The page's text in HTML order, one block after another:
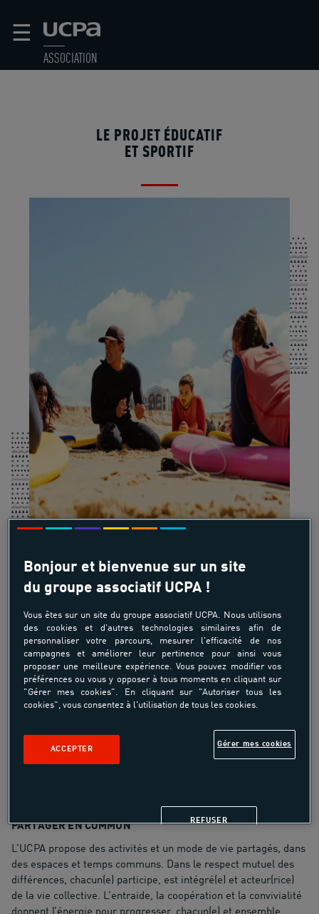
☰
ASSOCIATION
LE PROJET ÉDUCATIF
ET SPORTIF
ÉVELOPPERSON AUTONOMIE
L’UCPA propose à chacun(e) l’opportunité de comprendre,
d’agir et de progresser pendant les séances d’activités et la vie
quotidienne avec les autres. Les activités sportives sont
adaptées au milieu et aux conditions de pratique, ainsi qu’au
L’équipe UCPA accompagne chacun(e) dans l’acquisition de
PARTAGER EN COMMUN
L’UCPA propose des activités et un mode de vie partagés, dans
des espaces et temps communs. Dans le respect mutuel des
différences, chacun(e) participe, est intégré(e) et acteur(rice)
de la vie collective. L’entraide, la coopération et la convivialité
Bonjour et bienvenue sur un site
du groupe associatif UCPA !
Vous êtes sur un site du groupe associatif UCPA. Nous utilisons
des cookies et d'autres technologies similaires afin de
personnaliser votre parcours, mesurer l'efficacité de nos
campagnes et améliorer leur pertinence pour ainsi vous
proposer une meilleure expérience. Vous pouvez modifier vos
préférences ou vous y opposer à tous moments en cliquant sur
"Gérer mes cookies". En cliquant sur "Autoriser tous les
cookies", vous consentez à l'utilisation de tous les cookies.
Gérer mes cookies
REFUSER
ACCEPTER